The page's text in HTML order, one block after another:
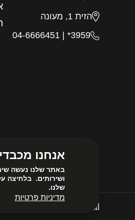
הזית 1, מעונה
3959*
04-6666451
Unika Digital
אנחנו
שלנו.
מדיניות פרטיות